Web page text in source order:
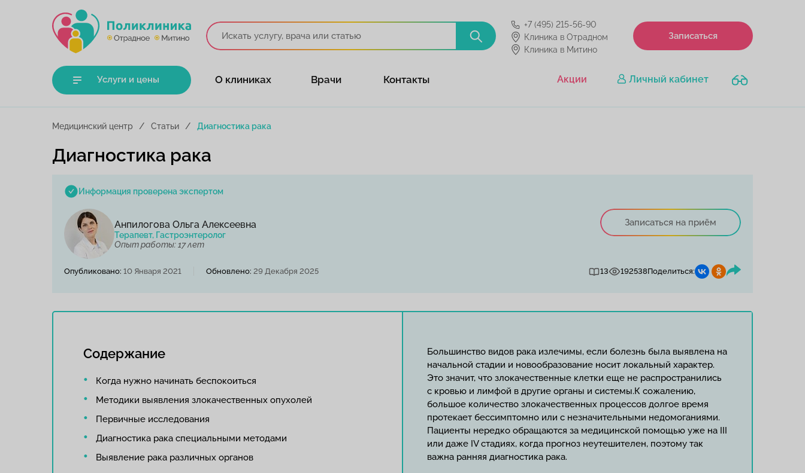
+7 (495) 215-56-90
Клиника в Отрадном
Клиника в Митино
Записаться
Услуги и цены О клиниках Врачи Контакты Акции Личный кабинет
Медицинский центр Статьи Диагностика рака
Диагностика рака
Информация проверена экспертом
Анпилогова Ольга Алексеевна
Терапевт, Гастроэнтеролог
Опыт работы: 17 лет
Записаться на приём
Опубликовано: 10 Января 2021 Обновлено: 29 Декабря 2025 13 192538Поделиться:
Содержание
Когда нужно начинать беспокоиться
Методики выявления злокачественных опухолей
Первичные исследования
Диагностика рака специальными методами
Выявление рака различных органов
Большинство видов рака излечимы, если болезнь была выявлена на
начальной стадии и новообразование носит локальный характер.
Это значит, что злокачественные клетки еще не распространились
с кровью и лимфой в другие органы и системы.К сожалению,
большое количество злокачественных процессов долгое время
протекает бессимптомно или с незначительными недомоганиями.
Пациенты нередко обращаются за медицинской помощью уже на III
или даже IV стадиях, когда прогноз неутешителен, поэтому так
важна ранняя диагностика рака.